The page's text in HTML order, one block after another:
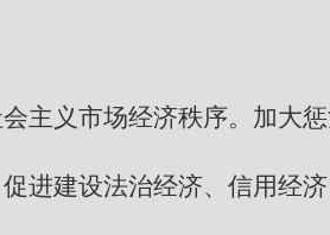
主义市场经济秩序。加大
进建设法治经济、信用经